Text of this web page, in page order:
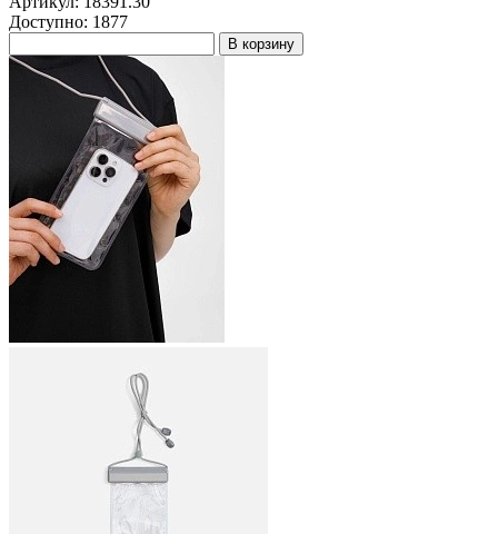
Доступно: 1877
В корзину